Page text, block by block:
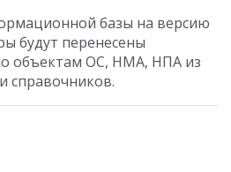
базы на версию
будут перенесены
объектам ОС, НМА, НПА из
справочников.